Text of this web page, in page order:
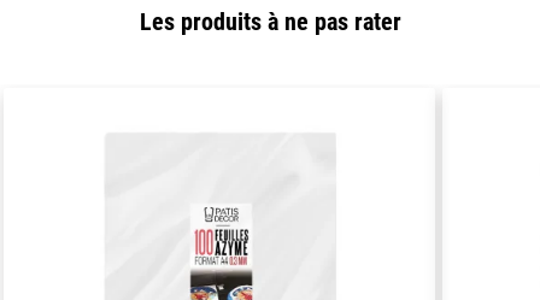
Les produits à ne pas rater